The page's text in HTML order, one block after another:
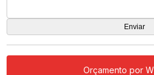
Orçamento por